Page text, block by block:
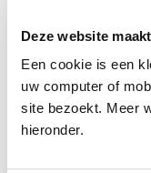
Deze website
Een cookie is een
uw computer of
site bezoekt. Meer
hieronder.